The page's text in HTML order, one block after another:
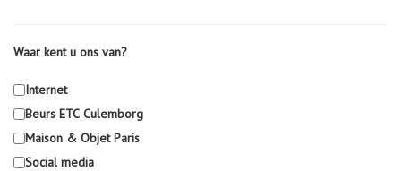
Waar kent u ons van?
Internet
Beurs ETC Culemborg
Maison & Objet Paris
Social media